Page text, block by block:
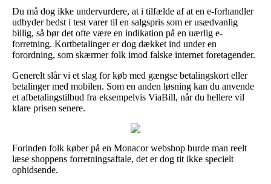
Du må dog ikke undervurdere, at i tilfælde af at en e-forhandler
udbyder bedst i test varer til en salgspris som er usædvanlig
billig, så bør det ofte være en indikation på en uærlig e-
forretning. Kortbetalinger er dog dækket ind under en
forordning, som skærmer folk imod falske internet foretagender.
Generelt slår vi et slag for køb med gængse betalingskort eller
betalinger med mobilen. Som en anden løsning kan du anvende
et afbetalingstilbud fra eksempelvis ViaBill, når du hellere vil
klare prisen senere.
Forinden folk køber på en Monacor webshop burde man reelt
læse shoppens forretningsaftale, det er dog tit ikke specielt
ophidsende.